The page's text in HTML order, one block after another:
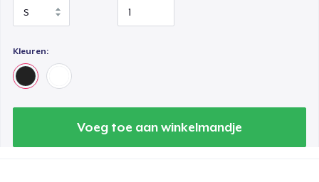
Kleuren:
Voeg toe aan winkelmandje